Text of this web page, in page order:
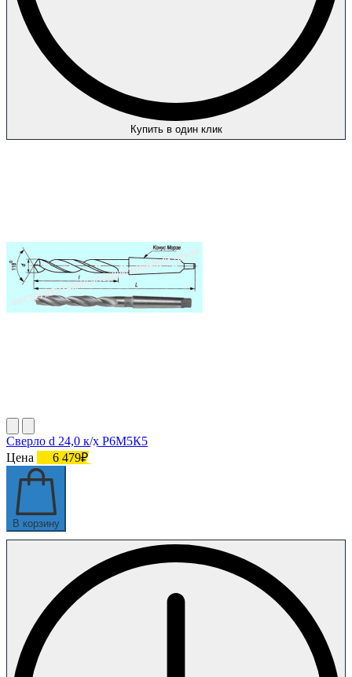
Купить в один клик
Сверло d 24,0 к/х Р6М5К5
Цена
6 479₽
В корзину